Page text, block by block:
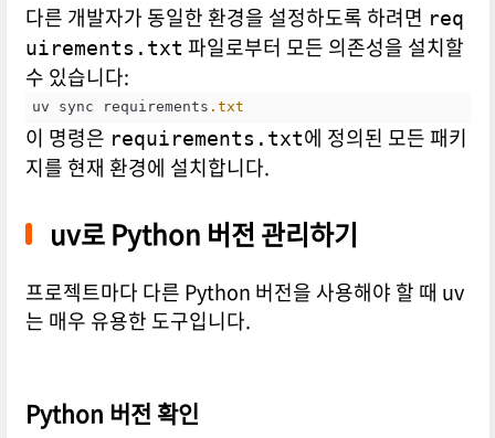
다른 개발자가 동일한 환경을 설정하도록 하려면 req
uirements.txt 파일로부터 모든 의존성을 설치할
수 있습니다:
uv sync requirements .txt
이 명령은 requirements.txt에 정의된 모든 패키
지를 현재 환경에 설치합니다.
uv로 Python 버전 관리하기
프로젝트마다 다른 Python 버전을 사용해야 할 때 uv
는 매우 유용한 도구입니다.
Python 버전 확인